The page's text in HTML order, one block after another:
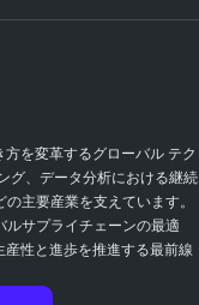
を変革するグローバル テク
グ、データ分析における継続
主要産業を支えています。
サプライチェーンの最適
性と進歩を推進する最前線